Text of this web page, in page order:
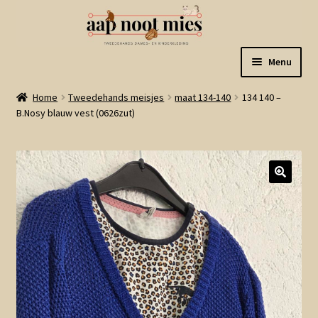
naar
navigatie
de
inhoud
Menu
Welkom
Winkel
Mijn account
Winkelmand
Linkjes
Home Tweedehands meisjes maat 134-140
134 140 –
B.Nosy blauw vest (0626zut)